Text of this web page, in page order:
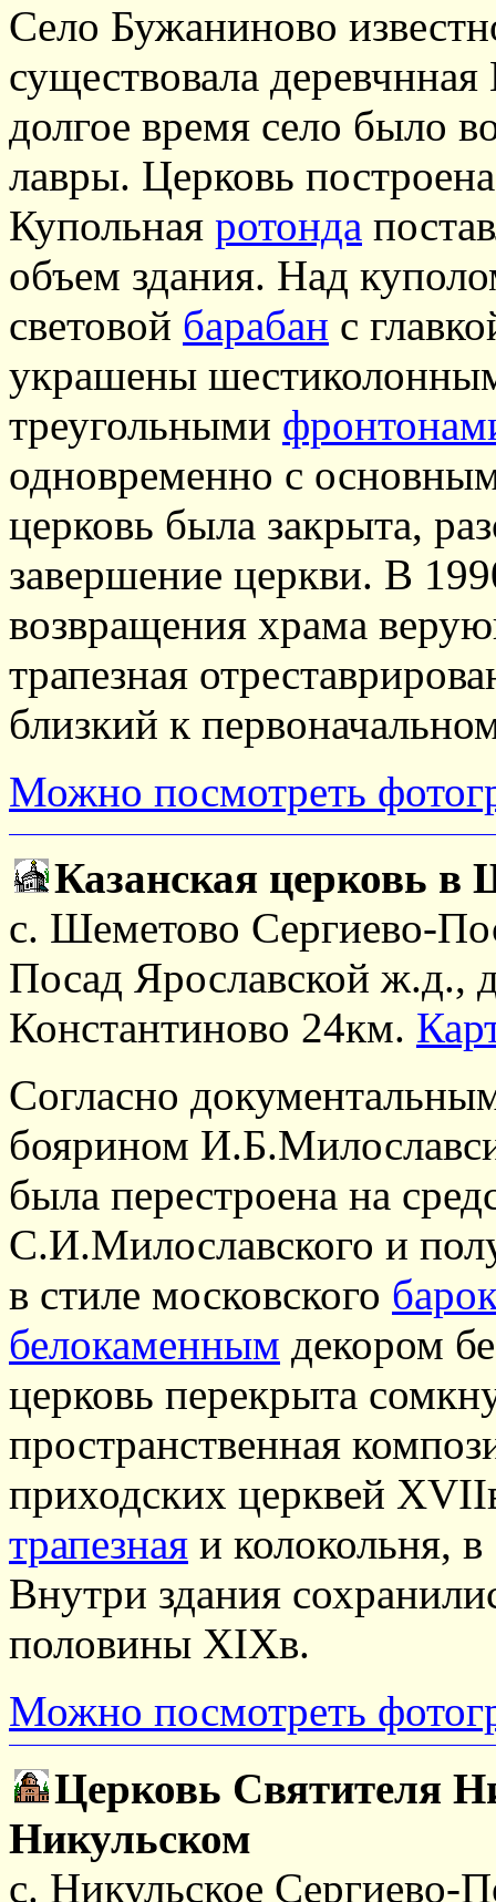
Село Бужаниново
существовала
долгое время село было
лавры. Церковь
Купольная ротонда
объем здания. Над
световой барабан с
украшены
треугольными
одновременно с
церковь была закрыта,
завершение церкви. В
возвращения храма
трапезная
близкий к
Можно посмотреть
Казанская церковь в
с. Шеметово Сергиево-
Посад Ярославской ж.д.,
Константиново 24км.
Согласно
боярином
была перестроена на
С.И.Милославского и
в стиле московского
белокаменным декором
церковь перекрыта
пространственная
приходских церквей
трапезная и колокольня, в
Внутри здания
половины XIXв.
Можно посмотреть
Церковь Святителя
Никульском
с. Никульское Сергиево-